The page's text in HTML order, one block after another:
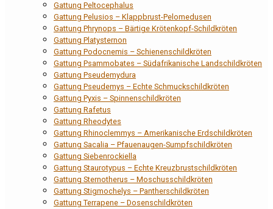
Gattung Peltocephalus
Gattung Pelusios – Klappbrust-Pelomedusen
Gattung Phrynops – Bärtige Krötenkopf-Schildkröten
Gattung Platysternon
Gattung Podocnemis – Schienenschildkröten
Gattung Psammobates – Südafrikanische Landschildkröten
Gattung Pseudemydura
Gattung Pseudemys – Echte Schmuckschildkröten
Gattung Pyxis – Spinnenschildkröten
Gattung Rafetus
Gattung Rheodytes
Gattung Rhinoclemmys – Amerikanische Erdschildkröten
Gattung Sacalia – Pfauenaugen-Sumpfschildkröten
Gattung Siebenrockiella
Gattung Staurotypus – Echte Kreuzbrustschildkröten
Gattung Sternotherus – Moschusschildkröten
Gattung Stigmochelys – Pantherschildkröten
Gattung Terrapene – Dosenschildkröten